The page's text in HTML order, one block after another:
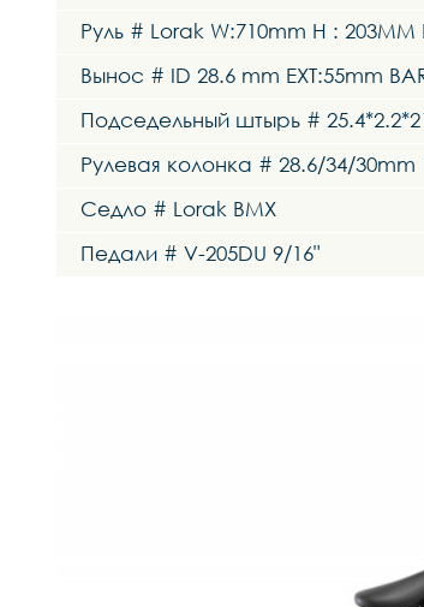
Руль # Lorak W:710mm H : 203MM
Вынос # ID 28.6 mm EXT:55mm
Подседельный штырь #
Рулевая колонка # 28.6/34/30mm
Седло # Lorak BMX
Педали # V-205DU 9/16"